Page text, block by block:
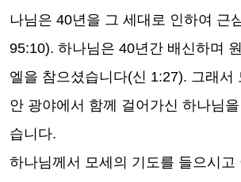
나님은 40년을 그 세대로 인하여 근
95:10). 하나님은 40년간 배신하며
엘을 참으셨습니다(신 1:27). 그래서
안 광야에서 함께 걸어가신 하나님을
습니다.
하나님께서 모세의 기도를 들으시고